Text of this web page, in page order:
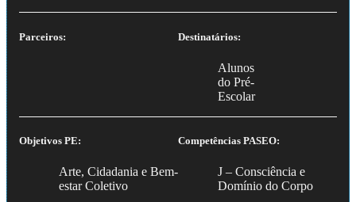
Parceiros: Destinatários:
Alunos
do Pré-
Escolar
Objetivos PE:
Arte, Cidadania e Bem-
estar Coletivo
Competências PASEO:
J – Consciência e
Domínio do Corpo